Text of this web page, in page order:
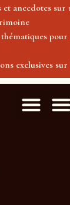
et anecdotes
thématiques
exclusives sur